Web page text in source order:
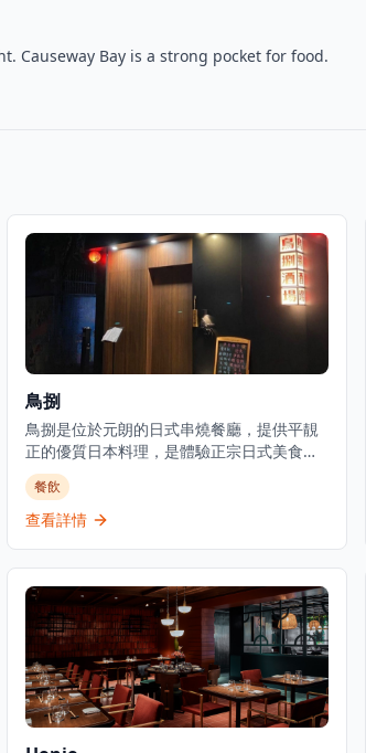
Causeway Bay is a strong pocket for food.
鳥捌
鳥捌是位於元朗的日式串燒餐廳，提供平靚
正的優質日本料理，是體驗正宗日式美食的
理想選擇。餐廳主打新鮮刺身、炭火串燒及
廚師發辦套餐，採用時令食材，確保每一道
菜都展現最佳的風味和品質。位於元朗舊木
辦，全部都用了時令魚料及食材。餐廳環境
溫馨舒適，適合情侶約會或與朋友共聚，享
受傳統日式料理的魅力。餐廳以在元朗區提
供高性價比的日本料理而聞名，無論是想要
品嚐新鮮刺身還是享受炭火串燒的獨特風
味，鳥捌都能滿足您的需求。
餐飲
查看詳情